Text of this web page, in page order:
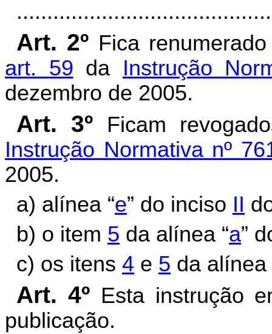
Art. 2º Fica
art. 59 da Instrução
dezembro de 2005.
Art. 3º Ficam
Instrução Normativa nº
2005.
a) alínea “e” do inciso II
b) o item 5 da alínea “a”
c) os itens 4 e 5 da alínea
Art. 4º Esta instrução
publicação.